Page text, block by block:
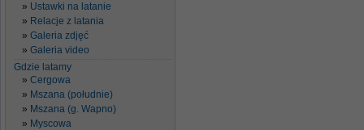
Ustawki na latanie
Relacje z latania
Galeria zdjęć
Galeria video
Gdzie latamy
Cergowa
Mszana (południe)
Mszana (g. Wapno)
Myscowa